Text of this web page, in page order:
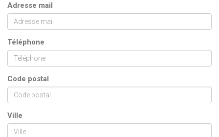
Adresse mail
Téléphone
Code postal
Ville